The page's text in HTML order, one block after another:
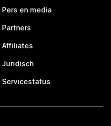
Pers en media
Partners
Affiliates
Juridisch
Servicestatus